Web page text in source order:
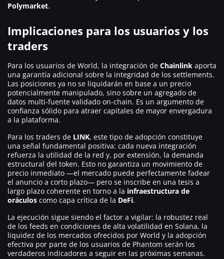
Polymarket.
Implicaciones para los usuarios y los
traders
Para los usuarios de World, la integración de Chainlink aporta
una garantía adicional sobre la integridad de los settlements.
Las posiciones ya no se liquidarán en base a un precio
potencialmente manipulado, sino sobre un agregado de
datos multi-fuente validado on-chain. Es un argumento de
confianza sólido para atraer capitales de mayor envergadura
a la plataforma.
Para los traders de LINK, este tipo de adopción constituye
una señal fundamental positiva: cada nueva integración
refuerza la utilidad de la red y, por extensión, la demanda
estructural del token. Esto no garantiza un movimiento de
precio inmediato —el mercado puede perfectamente fadear
el anuncio a corto plazo— pero se inscribe en una tesis a
largo plazo coherente en torno a la infraestructura de
oráculos como capa crítica de la DeFi.
La ejecución sigue siendo el factor a vigilar: la robustez real
de los feeds en condiciones de alta volatilidad en Solana, la
liquidez de los mercados ofrecidos por World y la adopción
efectiva por parte de los usuarios de Phantom serán los
verdaderos indicadores a seguir en las próximas semanas.